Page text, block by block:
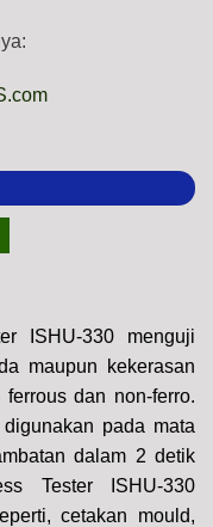
USB Cable, Thickness;
ISHU-330 menguji
maupun kekerasan
dan non-ferro.
pada mata
dalam 2 detik
Tester ISHU-330
cetakan mould,